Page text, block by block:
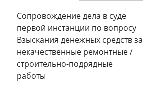
Сопровождение дела в суде
первой инстанции по вопросу
Взыскания денежных средств за
некачественные ремонтные /
строительно-подрядные
работы